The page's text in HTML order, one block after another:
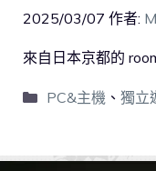
2025/03/07 作者:
來自日本京都的
PC&主機、 獨立